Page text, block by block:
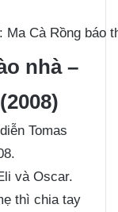
Cà Rồng báo
nhà –
Tomas
và Oscar.
thì chia tay